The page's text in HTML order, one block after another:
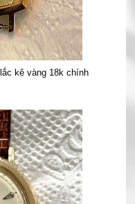
kê vàng 18k chính